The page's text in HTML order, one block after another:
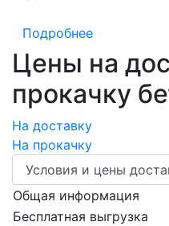
Подробнее
Цены на
прокачку
На доставку
На прокачку
Общая информация
Бесплатная выгрузка